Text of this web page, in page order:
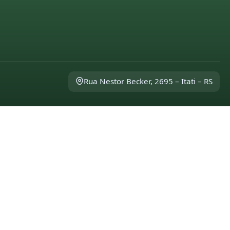
Rua Nestor Becker, 2695 – Itati – RS